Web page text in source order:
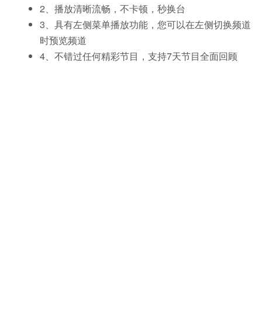
2、播放清晰流畅，不卡顿，秒换台
3、具有左侧菜单播放功能，您可以在左侧切换频道
时预览频道
4、不错过任何精彩节目，支持7天节目全面回顾